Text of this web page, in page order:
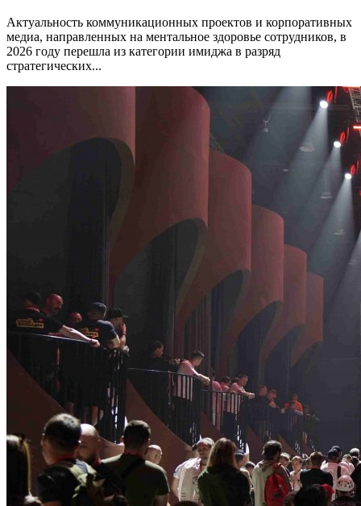
Актуальность коммуникационных проектов и корпоративных
медиа, направленных на ментальное здоровье сотрудников, в
2026 году перешла из категории имиджа в разряд
стратегических...